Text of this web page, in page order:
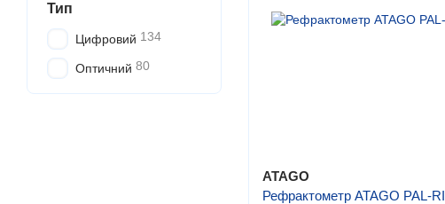
ATAGO
Рефрактометр ATAGO PAL-RI
Тип
Цифровий 134
Оптичний 80